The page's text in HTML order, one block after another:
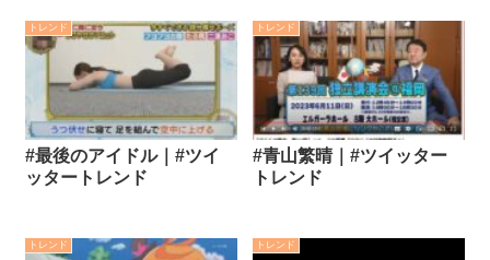
トレンド
#最後のアイドル｜#ツイ
ッタートレンド
トレンド
#青山繁晴｜#ツイッター
トレンド
トレンド トレンド